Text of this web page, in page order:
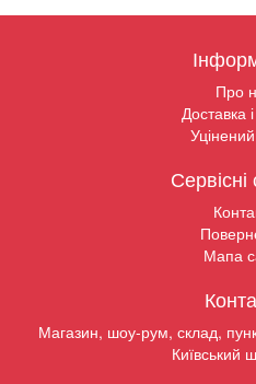
Про
Доставка
Мапа
Магазин, шоу-рум, склад,
Київський